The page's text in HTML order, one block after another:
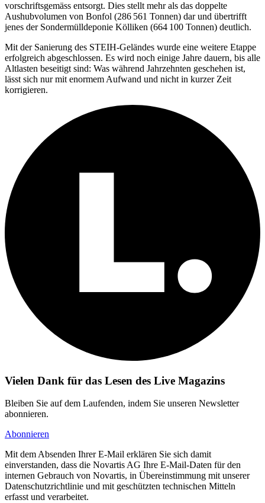
vorschriftsgemäss entsorgt. Dies stellt mehr als das doppelte
Aushubvolumen von Bonfol (286 561 Tonnen) dar und übertrifft
jenes der Sondermülldeponie Kölliken (664 100 Tonnen) deutlich.
Mit der Sanierung des STEIH-Geländes wurde eine weitere Etappe
erfolgreich abgeschlossen. Es wird noch einige Jahre dauern, bis alle
Altlasten beseitigt sind: Was während Jahrzehnten geschehen ist,
lässt sich nur mit enormem Aufwand und nicht in kurzer Zeit
korrigieren.
Vielen Dank für das Lesen des Live Magazins
Bleiben Sie auf dem Laufenden, indem Sie unseren Newsletter
abonnieren.
Abonnieren
Mit dem Absenden Ihrer E-Mail erklären Sie sich damit
einverstanden, dass die Novartis AG Ihre E-Mail-Daten für den
internen Gebrauch von Novartis, in Übereinstimmung mit unserer
Datenschutzrichtlinie und mit geschützten technischen Mitteln
erfasst und verarbeitet.